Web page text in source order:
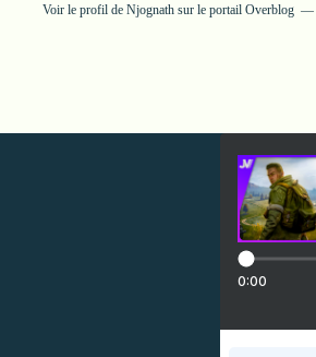
Voir le profil de Njognathsur le portail Overblog
0:00